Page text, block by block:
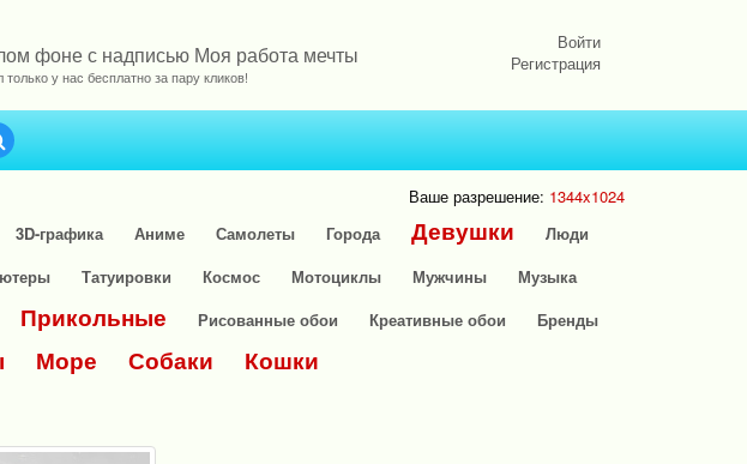
фоне с надписью Моя работа мечты
у нас бесплатно за пару кликов!
Войти
Регистрация
Ваше разрешение: 1344x1024
3D-графика Аниме Самолеты Города Девушки
Люди
Татуировки Космос Мотоциклы Мужчины
Музыка
Прикольные Рисованные обои Креативные обои Бренды
Море Собаки Кошки